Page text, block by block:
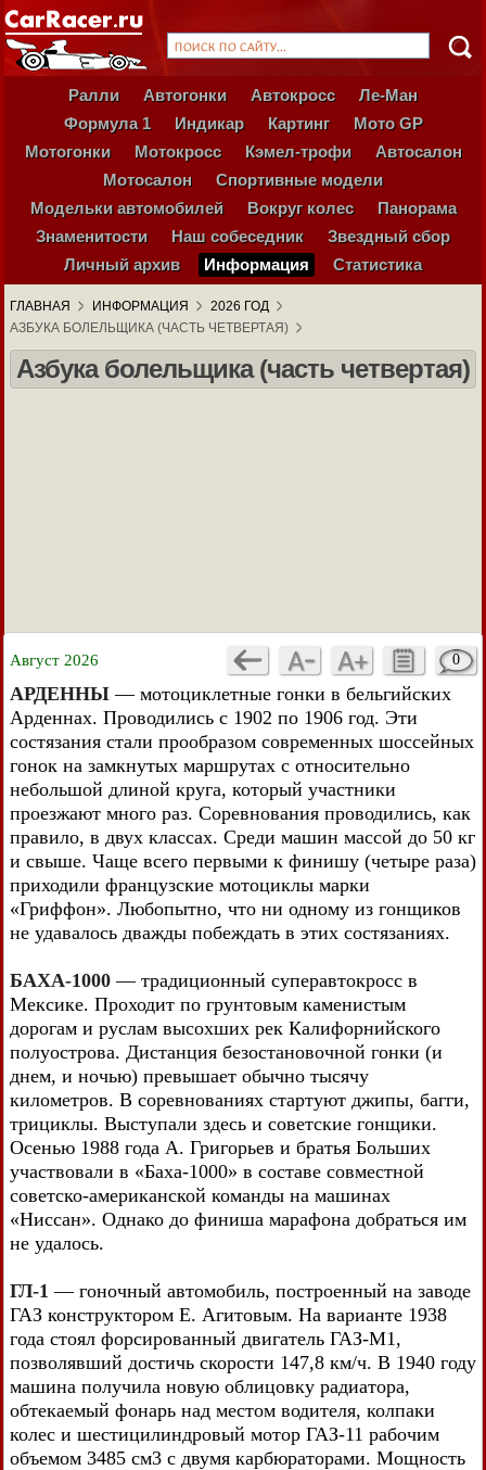
Ралли Автогонки Автокросс
Ле-Ман
Формула 1
Индикар Картинг
Мото GP
Мотогонки
Мотокросс Кэмел-трофи
Автосалон
Мотосалон
Спортивные модели
Модельки автомобилей
Вокруг колес
Панорама
Знаменитости
Наш собеседник
Звездный сбор
Личный архив
Информация Статистика
ГЛАВНАЯ ИНФОРМАЦИЯ
2026 ГОД
АЗБУКА БОЛЕЛЬЩИКА (ЧАСТЬ ЧЕТВЕРТАЯ)
Азбука болельщика (часть четвертая)
Август 2026 0
АРДЕННЫ — мотоциклетные гонки в бельгийских
Арденнах. Проводились с 1902 по 1906 год. Эти
состязания стали прообразом современных шоссейных
гонок на замкнутых маршрутах с относительно
небольшой длиной круга, который участники
проезжают много раз. Соревнования проводились, как
правило, в двух классах. Среди машин массой до 50 кг
и свыше. Чаще всего первыми к финишу (четыре раза)
приходили французские мотоциклы марки
«Гриффон». Любопытно, что ни одному из гонщиков
не удавалось дважды побеждать в этих состязаниях.
БАХА-1000 — традиционный суперавтокросс в
Мексике. Проходит по грунтовым каменистым
дорогам и руслам высохших рек Калифорнийского
полуострова. Дистанция безостановочной гонки (и
днем, и ночью) превышает обычно тысячу
километров. В соревнованиях стартуют джипы, багги,
трициклы. Выступали здесь и советские гонщики.
Осенью 1988 года А. Григорьев и братья Больших
участвовали в «Баха-1000» в составе совместной
советско-американской команды на машинах
«Ниссан». Однако до финиша марафона добраться им
не удалось.
ГЛ-1 — гоночный автомобиль, построенный на заводе
ГАЗ конструктором Е. Агитовым. На варианте 1938
года стоял форсированный двигатель ГАЗ-M1,
позволявший достичь скорости 147,8 км/ч. В 1940 году
машина получила новую облицовку радиатора,
обтекаемый фонарь над местом водителя, колпаки
колес и шестицилиндровый мотор ГАЗ-11 рабочим
объемом 3485 см3 с двумя карбюраторами. Мощность